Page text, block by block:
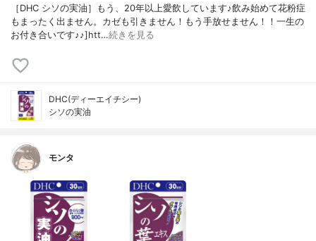
［DHC シソの実油］もう、20年以上愛飲しています♪飲み始めて花粉症
もまったく出ません。カゼも引きません！もう手放せません！！一生の
お付き合いです♪♪]htt…続きを見る
DHC(ディーエイチシー)
シソの実油
モンタ